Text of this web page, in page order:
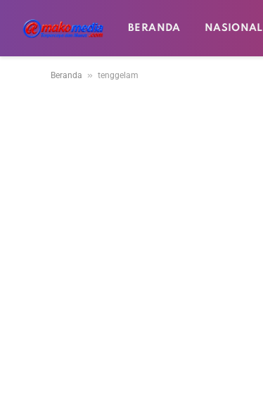
BERANDA NASIONAL
Beranda » tenggelam